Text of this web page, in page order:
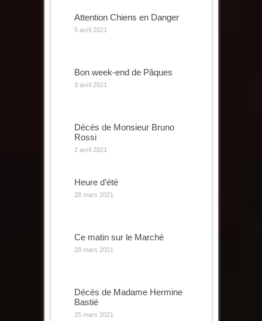
Attention Chiens en Danger
5 avril 2021
Bon week-end de Pâques
3 avril 2021
Dècès de Monsieur Bruno
Rossi
2 avril 2021
Heure d’été
28 mars 2021
Ce matin sur le Marché
28 mars 2021
Décès de Madame Hermine
Bastié
25 mars 2021